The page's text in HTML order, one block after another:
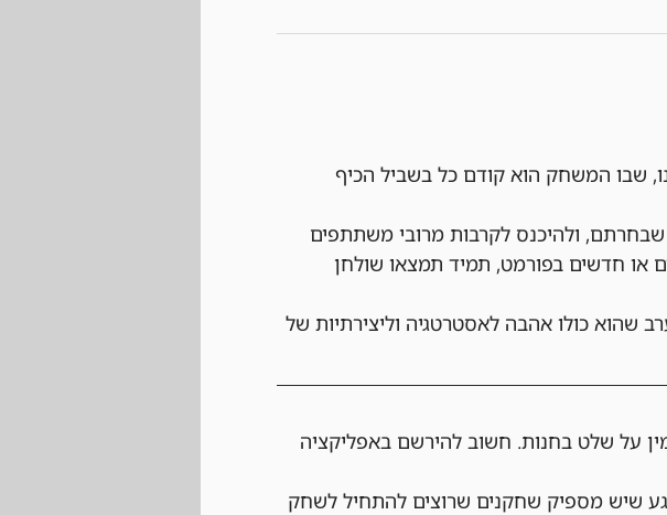
שבו המשחק הוא קודם כל בשביל הכיף
ולהיכנס לקרבות מרובי משתתפים
או חדשים בפורמט, תמיד תמצאו שולחן
שהוא כולו אהבה לאסטרטגיה וליצירתיות של
על שלט בחנות. חשוב להירשם באפליקציה
שיש מספיק שחקנים שרוצים להתחיל לשחק